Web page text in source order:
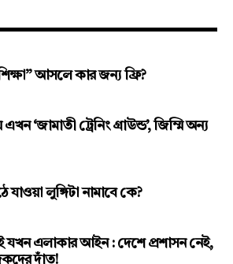
আসলে কার জন্য ফ্রি?
‘জামাতী ট্রেনিং গ্রাউন্ড’, জিম্মি অন্য
যাওয়া লুঙ্গিটা নামাবে কে?
যখন এলাকার আইন : দেশে প্রশাসন নেই,
দাঁত!